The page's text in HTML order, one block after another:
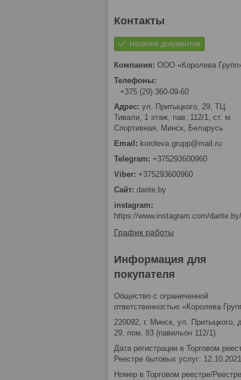
Наличие документов
ООО «Королева
+375 (29) 360-09-60
ул. Притыцкого, 29, ТЦ
Тивали, 1 этаж, пав. 112/1, ст. м.
Спортивная, Минск, Беларусь
koroleva.grupp@mail.ru
+375293600960
+375293600960
darite.by
instagram
https://www.instagram.com/darite.by/
График работы
Информация для
покупателя
Общество с ограниченной
ответственностью «Королева
220092, г. Минск, ул. Притыцкого,
29, пом. 83 (павильон 112/1)
Дата регистрации в Торговом
Реестре бытовых услуг: 12.10.2021
Номер в Торговом реестре/Реестре